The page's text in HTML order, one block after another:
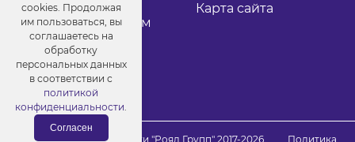
Как стать
дистрибьютером
Карта сайта
© Порошковые краски "Роял Групп" 2017-2026 Политика
cookies. Продолжая
им пользоваться, вы
соглашаетесь на
обработку
персональных данных
в соответствии с
политикой
конфиденциальности.
Согласен